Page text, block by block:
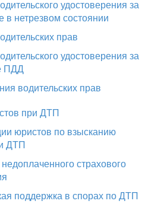
удостоверения за
в нетрезвом состоянии
прав
удостоверения за
ПДД
водительских прав
при ДТП
юристов по взысканию
ДТП
страхового
поддержка в спорах по ДТП